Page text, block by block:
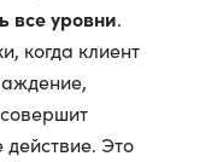
все уровни.
когда клиент
Это